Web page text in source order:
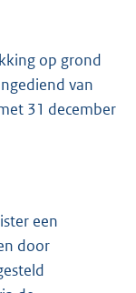
op grond
van
31 december
een
door